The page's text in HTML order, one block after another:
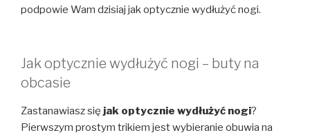
podpowie Wam dzisiaj jak optycznie wydłużyć nogi.
Jak optycznie wydłużyć nogi – buty na
obcasie
Zastanawiasz się jak optycznie wydłużyć nogi?
Pierwszym prostym trikiem jest wybieranie obuwia na